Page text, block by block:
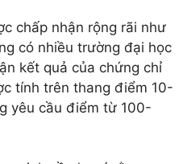
chấp nhận rộng rãi như
có nhiều trường đại học
kết quả của chứng chỉ
tính trên thang điểm 10-
yêu cầu điểm từ 100-